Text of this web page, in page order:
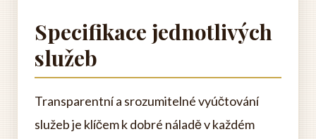
Specifikace jednotlivých
služeb
Transparentní a srozumitelné vyúčtování
služeb je klíčem k dobré náladě v každém